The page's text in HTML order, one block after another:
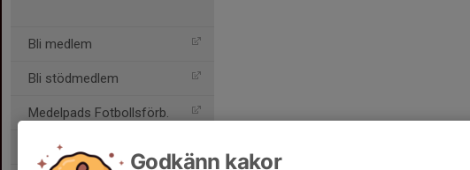
Bli medlem
Bli stödmedlem
Medelpads Fotbollsförb.
Lokalfotbollen
Godkänn kakor